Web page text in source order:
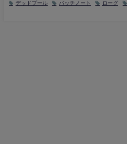
デッドプール パッチノート ローグ